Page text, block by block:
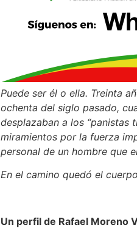
Puede ser él o ella. Treinta
ochenta del siglo pasado,
desplazaban a los “panistas
miramientos por la fuerza
personal de un hombre que
En el camino quedó el
Un perfil de Rafael Moreno